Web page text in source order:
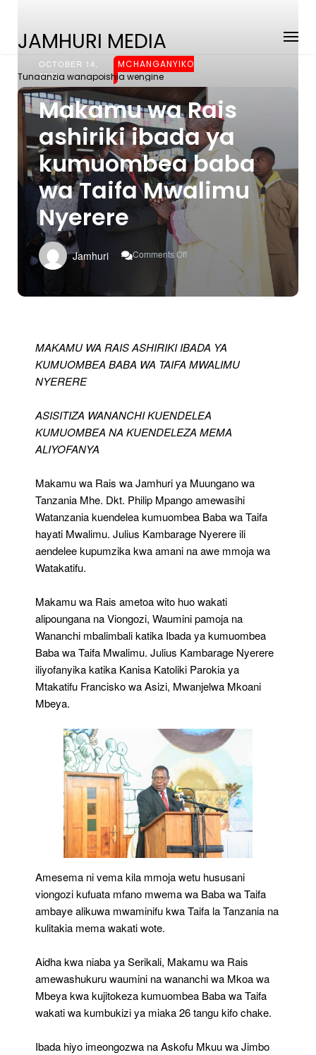
JAMHURI MEDIA
Tunaanzia wanapoishia wengine
OCTOBER 14,
2025
MCHANGANYIKO
Makamu wa Rais
ashiriki ibada ya
kumuombea baba
wa Taifa Mwalimu
Nyerere
Jamhuri Comments Off
On
Kumuombea
Baba
Wa
Nyerere
MAKAMU WA RAIS ASHIRIKI IBADA YA
KUMUOMBEA BABA WA TAIFA MWALIMU
NYERERE
ASISITIZA WANANCHI KUENDELEA
KUMUOMBEA NA KUENDELEZA MEMA
ALIYOFANYA
Makamu wa Rais wa Jamhuri ya Muungano wa
Tanzania Mhe. Dkt. Philip Mpango amewasihi
Watanzania kuendelea kumuombea Baba wa Taifa
hayati Mwalimu. Julius Kambarage Nyerere ili
aendelee kupumzika kwa amani na awe mmoja wa
Watakatifu.
Makamu wa Rais ametoa wito huo wakati
alipoungana na Viongozi, Waumini pamoja na
Wananchi mbalimbali katika Ibada ya kumuombea
Baba wa Taifa Mwalimu. Julius Kambarage Nyerere
iliyofanyika katika Kanisa Katoliki Parokia ya
Mtakatifu Francisko wa Asizi, Mwanjelwa Mkoani
Mbeya.
Amesema ni vema kila mmoja wetu hususani
viongozi kufuata mfano mwema wa Baba wa Taifa
ambaye alikuwa mwaminifu kwa Taifa la Tanzania na
kulitakia mema wakati wote.
Aidha kwa niaba ya Serikali, Makamu wa Rais
amewashukuru waumini na wananchi wa Mkoa wa
Mbeya kwa kujitokeza kumuombea Baba wa Taifa
wakati wa kumbukizi ya miaka 26 tangu kifo chake.
Ibada hiyo imeongozwa na Askofu Mkuu wa Jimbo